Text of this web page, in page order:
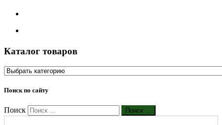
Каталог товаров
Поиск по сайту
Поиск Поиск …